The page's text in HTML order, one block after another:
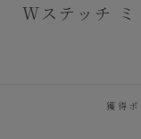
Wステッチ ミ
獲得ポ